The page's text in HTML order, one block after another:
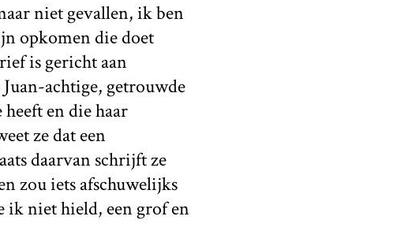
niet gevallen, ik ben
opkomen die doet
is gericht aan
achtige, getrouwde
en die haar
ze dat een
daarvan schrijft ze
zou iets afschuwelijks
ik niet hield, een grof en